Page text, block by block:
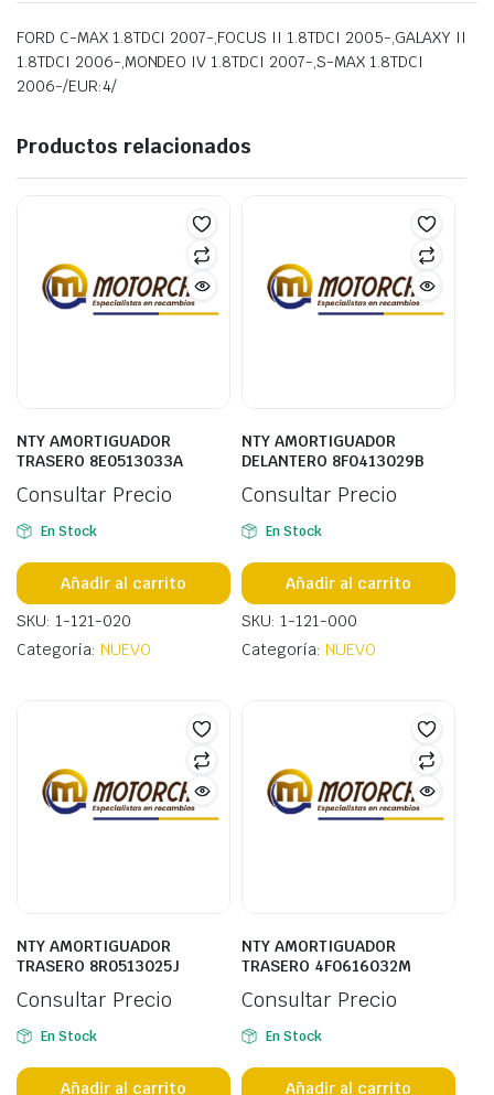
FORD C-MAX 1.8TDCI 2007-,FOCUS II 1.8TDCI 2005-,GALAXY II
1.8TDCI 2006-,MONDEO IV 1.8TDCI 2007-,S-MAX 1.8TDCI
2006-/EUR:4/
Productos relacionados
NTY AMORTIGUADOR
TRASERO 8E0513033A
Consultar Precio
En Stock
Añadir al carrito
SKU: 1-121-020
Categoría: NUEVO
NTY AMORTIGUADOR
DELANTERO 8F0413029B
Consultar Precio
En Stock
Añadir al carrito
SKU: 1-121-000
Categoría: NUEVO
NTY AMORTIGUADOR
TRASERO 8R0513025J
Consultar Precio
En Stock
Añadir al carrito
NTY AMORTIGUADOR
TRASERO 4F0616032M
Consultar Precio
En Stock
Añadir al carrito